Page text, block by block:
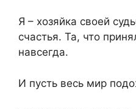
Я – хозяйка своей
счастья. Та, что
навсегда.
И пусть весь мир